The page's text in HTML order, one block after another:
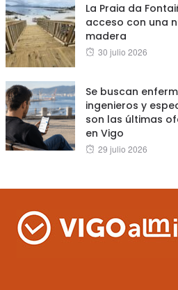
La Praia da
acceso con una
madera
Posted
30 julio 2026
Se buscan
ingenieros y
son las últimas
en Vigo
Posted
29 julio 2026